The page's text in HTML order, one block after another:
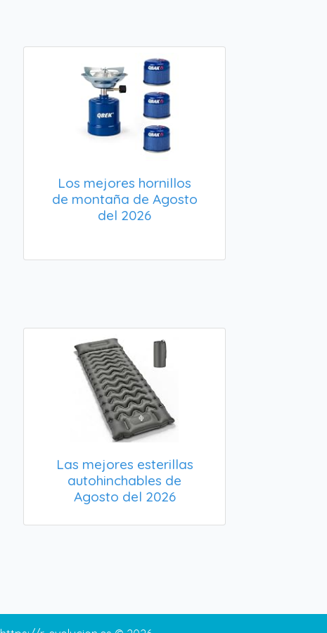
Los mejores hornillos
de montaña de Agosto
del 2026
Las mejores esterillas
autohinchables de
Agosto del 2026